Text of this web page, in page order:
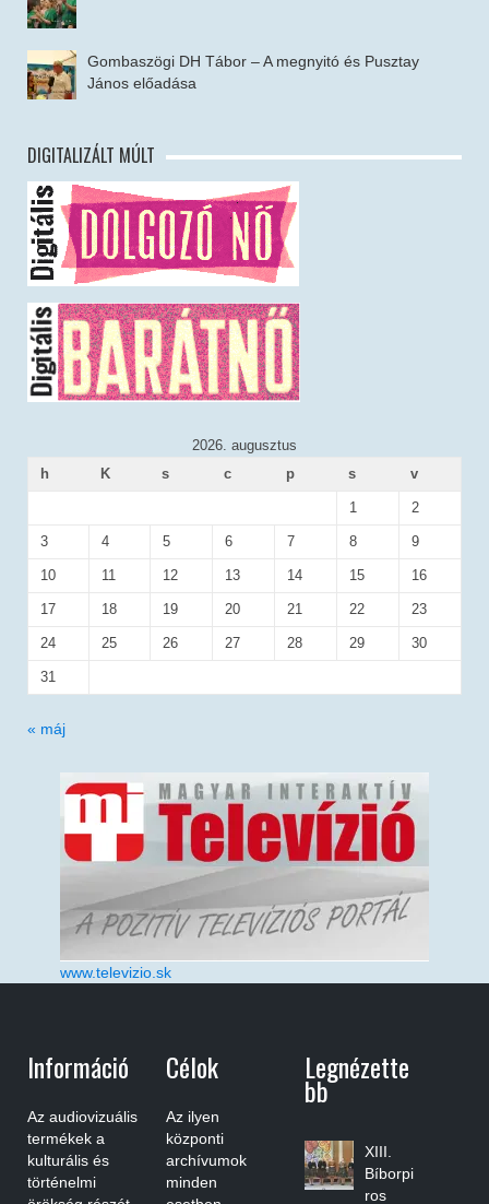
Gombaszögi DH Tábor – A megnyitó és Pusztay
János előadása
DIGITALIZÁLT MÚLT
2026. augusztus
h
K s c p s v
1 2
3 4 5 6 7 8 9
10 11 12 13 14 15 16
17 18 19 20 21 22 23
24 25 26 27 28 29 30
31
« máj
www.televizio.sk
Információ
Az audiovizuális
termékek a
kulturális és
történelmi
Célok
Az ilyen
központi
archívumok
minden
Legnézette
Bb
XIII.
Bíborpi
ros